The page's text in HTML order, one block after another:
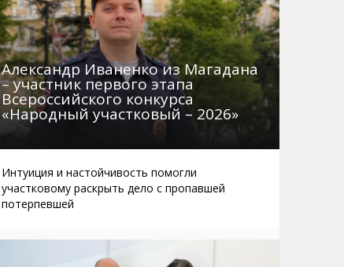
Александр Иваненко из Магадана
– участник первого этапа
Всероссийского конкурса
«Народный участковый – 2026»
Интуиция и настойчивость помогли
участковому раскрыть дело с пропавшей
потерпевшей